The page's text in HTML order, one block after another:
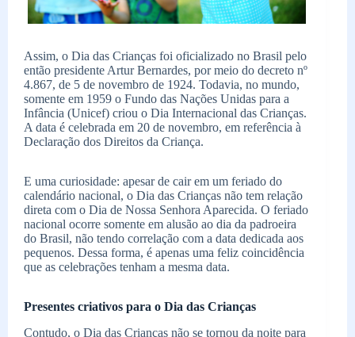
Assim, o Dia das Crianças foi oficializado no Brasil pelo
então presidente Artur Bernardes, por meio do decreto nº
4.867, de 5 de novembro de 1924. Todavia, no mundo,
somente em 1959 o Fundo das Nações Unidas para a
Infância (Unicef) criou o Dia Internacional das Crianças.
A data é celebrada em 20 de novembro, em referência à
Declaração dos Direitos da Criança.
E uma curiosidade: apesar de cair em um feriado do
calendário nacional, o Dia das Crianças não tem relação
direta com o Dia de Nossa Senhora Aparecida. O feriado
nacional ocorre somente em alusão ao dia da padroeira
do Brasil, não tendo correlação com a data dedicada aos
pequenos. Dessa forma, é apenas uma feliz coincidência
que as celebrações tenham a mesma data.
Presentes criativos para o Dia das Crianças
Contudo, o Dia das Crianças não se tornou da noite para